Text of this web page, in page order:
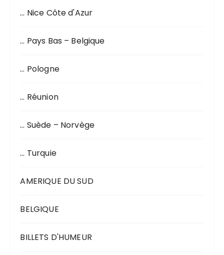
… Nice Côte d'Azur
… Pays Bas – Belgique
… Pologne
… Réunion
… Suède – Norvège
… Turquie
AMERIQUE DU SUD
BELGIQUE
BILLETS D'HUMEUR